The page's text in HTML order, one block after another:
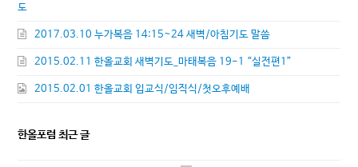
도
2017.03.10 누가복음 14:15~24 새벽/아침기도 말씀
2015.02.11 한올교회 새벽기도_마태복음 19-1 “실전편1”
2015.02.01 한올교회 입교식/임직식/첫오후예배
한올포럼 최근 글